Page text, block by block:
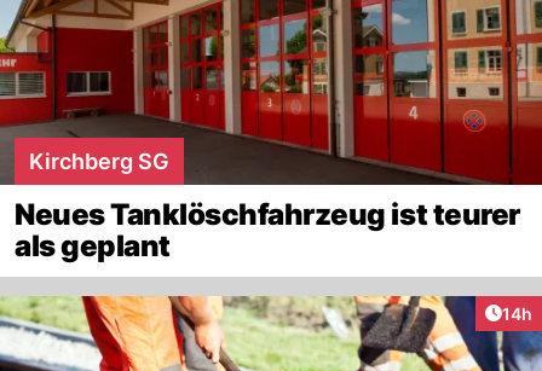
Kirchberg SG
Neues Tanklöschfahrzeug ist teurer
als geplant
14h